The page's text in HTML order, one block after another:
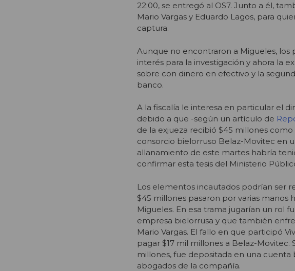
22:00, se entregó al OS7. Junto a él,
Mario Vargas y Eduardo Lagos, para
captura.
Aunque no encontraron a Migueles, los
interés para la investigación y ahora la
sobre con dinero en efectivo y la
banco.
A la fiscalía le interesa en particular el
debido a que -según un artículo de
de la exjueza recibió $45 millones
consorcio bielorruso Belaz-Movitec en
allanamiento de este martes habría
confirmar esta tesis del Ministerio
Los elementos incautados podrían ser
$45 millones pasaron por varias
Migueles. En esa trama jugarían un rol
empresa bielorrusa y que también
Mario Vargas. El fallo en que participó
pagar $17 mil millones a Belaz-Movitec.
millones, fue depositada en una
abogados de la compañía.